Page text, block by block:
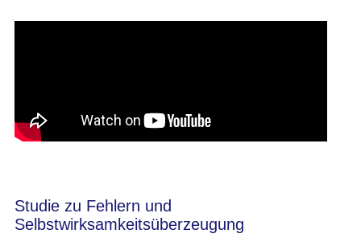
Studie zu Fehlern und
Selbstwirksamkeitsüberzeugung